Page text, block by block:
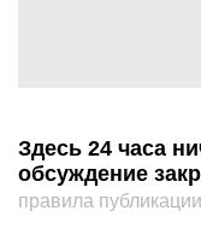
Здесь 24 часа
обсуждение
правила